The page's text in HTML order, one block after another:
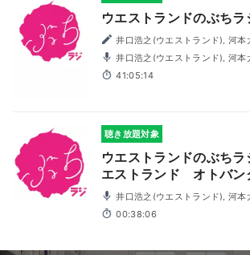
ウエストランドのぶち
井口浩之(ウエストランド), 河本
井口浩之(ウエストランド), 河本
41:05:14
聴き放題対象
ウエストランドのぶち
エストランド オトバン
ル」井口浩之(ウエストランド), 河本
00:38:06